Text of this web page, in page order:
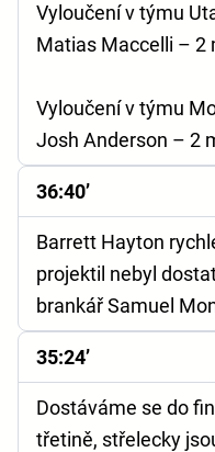
Vyloučení v týmu
Matias Maccelli – 2
Vyloučení v týmu
Josh Anderson – 2
36:40’
Barrett Hayton
projektil nebyl
brankář Samuel
35:24’
Dostáváme se do
třetině, střelecky